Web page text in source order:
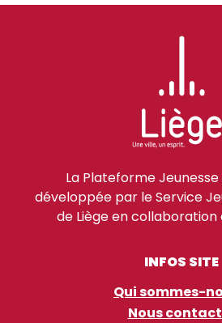
La Plateforme
développée par le Service
de Liège en collaboration
INFOS SITE
Qui sommes-
Nous